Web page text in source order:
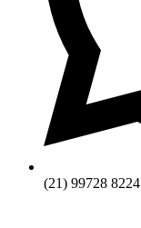
(21) 99728 8224